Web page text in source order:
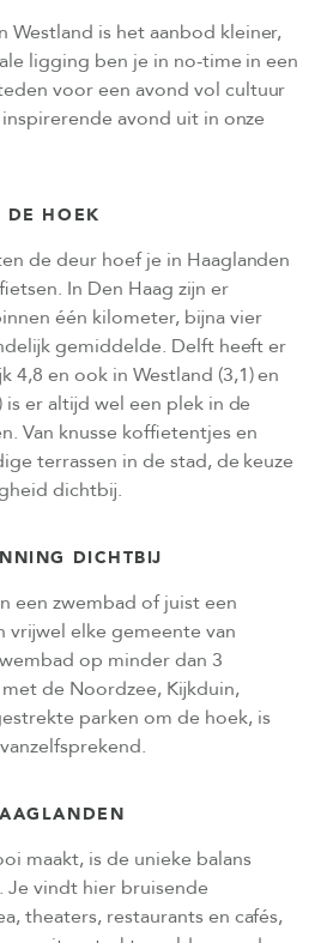
Westland is het aanbod kleiner,
ligging ben je in no-time in een
voor een avond vol cultuur
avond uit in onze
DE HOEK
de deur hoef je in Haaglanden
In Den Haag zijn er
één kilometer, bijna vier
gemiddelde. Delft heeft er
4,8 en ook in Westland (3,1) en
er altijd wel een plek in de
Van knusse koffietentjes en
terrassen in de stad, de keuze
dichtbij.
DICHTBIJ
een zwembad of juist een
vrijwel elke gemeente van
op minder dan 3
de Noordzee, Kijkduin,
parken om de hoek, is
maakt, is de unieke balans
Je vindt hier bruisende
theaters, restaurants en cafés,